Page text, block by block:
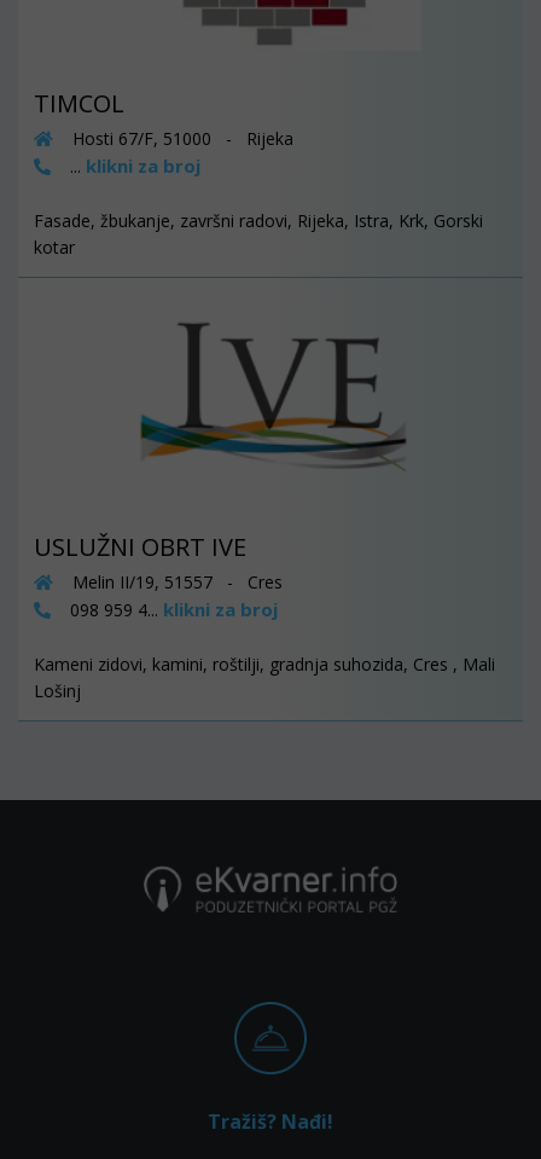
TIMCOL
Hosti 67/F, 51000 - Rijeka
... klikni za broj
Fasade, žbukanje, završni radovi, Rijeka, Istra, Krk, Gorski
kotar
USLUŽNI OBRT IVE
Melin II/19, 51557 - Cres
098 959 4... klikni za broj
Kameni zidovi, kamini, roštilji, gradnja suhozida, Cres , Mali
Lošinj
Tražiš? Nađi!